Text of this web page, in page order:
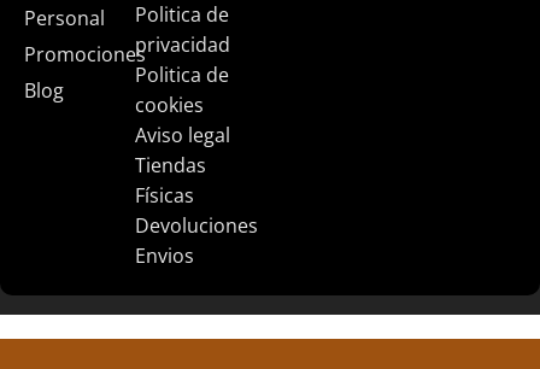
Personal
Promociones
Blog
Politica de
privacidad
Politica de
cookies
Aviso legal
Tiendas
Físicas
Devoluciones
Envios